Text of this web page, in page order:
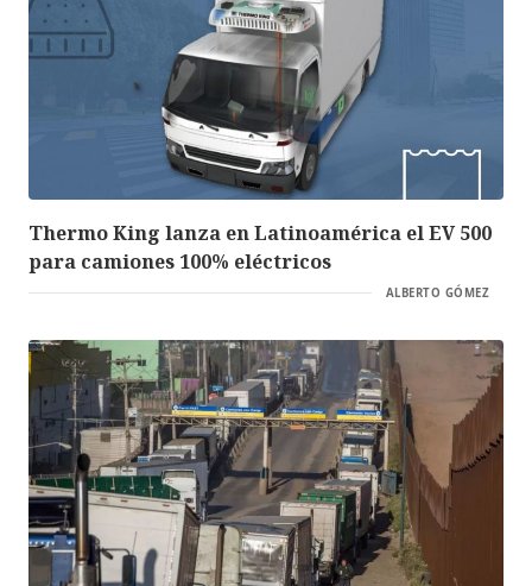
Thermo King lanza en Latinoamérica el EV 500
para camiones 100% eléctricos
ALBERTO GÓMEZ